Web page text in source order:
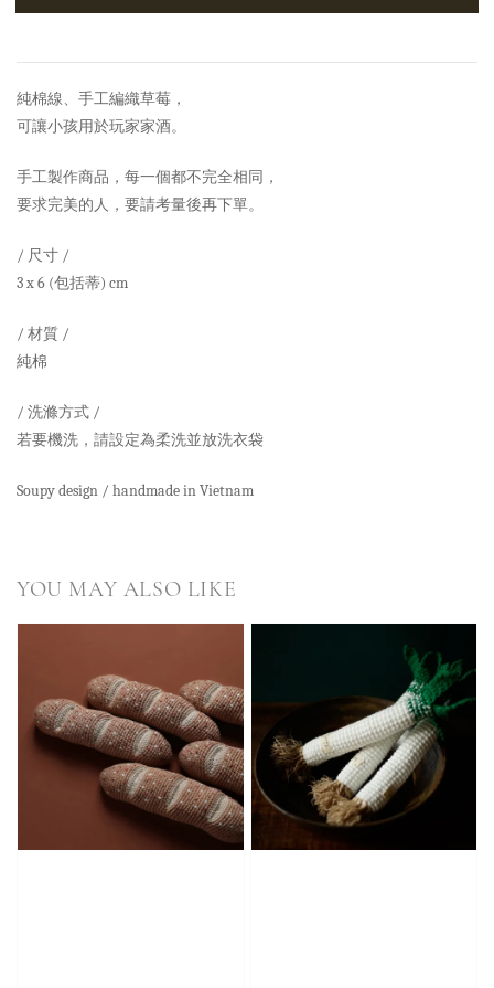
純棉線、手工編織草莓，
可讓小孩用於玩家家酒。
手工製作商品，每一個都不完全相同，
要求完美的人，要請考量後再下單。
/ 尺寸 /
3 x 6 (包括蒂) cm
/ 材質 /
純棉
/ 洗滌方式 /
若要機洗，請設定為柔洗並放洗衣袋
Soupy design / handmade in Vietnam
YOU MAY ALSO LIKE